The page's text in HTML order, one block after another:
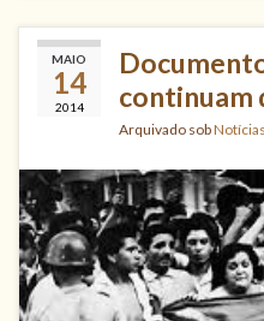
MAIO
14
2014
continuam
Arquivado sobNotícias